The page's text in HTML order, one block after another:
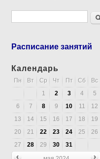
Форма поиска
Расписание занятий
Календарь
Пн Вт Ср Чт Пт Сб
Вс
1
2 3 4
5
6
7 8 9 10 11
12
13
14 15 16 17 18
19
20
21 22 23 24 25
26
27
28 29 30
31